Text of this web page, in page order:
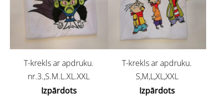
T-krekls ar apdruku.
nr.3.,S.M.L.XL.XXL
Izpārdots
T-krekls ar apdruku.
S,M,L,XL,XXL
Izpārdots